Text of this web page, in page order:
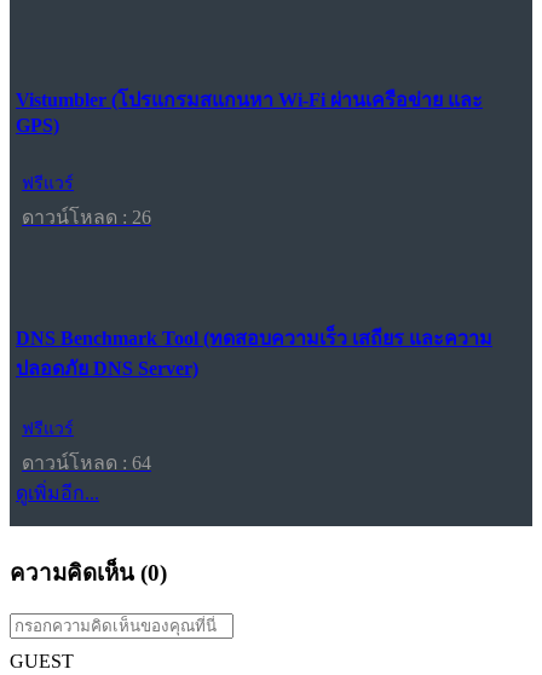
Vistumbler (โปรแกรมสแกนหา Wi-Fi ผ่านเครือข่าย และ
GPS)
ฟรีแวร์
ดาวน์โหลด : 26
DNS Benchmark Tool (ทดสอบความเร็ว เสถียร และความ
ปลอดภัย DNS Server)
ฟรีแวร์
ดาวน์โหลด : 64
ดูเพิ่มอีก...
ความคิดเห็น (0)
GUEST